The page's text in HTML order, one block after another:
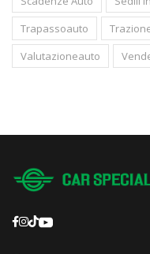
Trapassoauto
Valutazioneauto